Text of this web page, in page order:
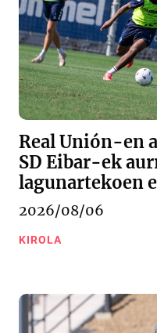
Real Unión-en
SD Eibar-ek
lagunartekoen
2026/08/06
KIROLA